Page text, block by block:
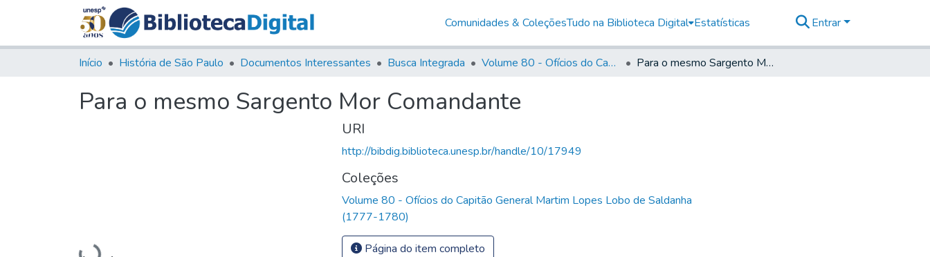
Comunidades & ColeçõesTudo na Biblioteca Digital Estatísticas Entrar
Início História de São Paulo Documentos Interessantes Busca Integrada Volume 80 - Ofícios do Capitão General Martim Lopes Lobo de Saldanha (1777-1780) Para o mesmo Sargento Mor Comandante
Para o mesmo Sargento Mor Comandante
Carregando...
URI
http://bibdig.biblioteca.unesp.br/handle/10/17949
Coleções
Volume 80 - Ofícios do Capitão General Martim Lopes Lobo de Saldanha
(1777-1780)
Página do item completo